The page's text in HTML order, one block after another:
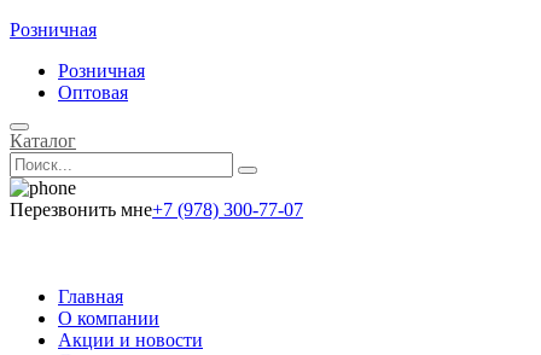
Розничная
Розничная
Оптовая
Каталог
Перезвонить мне+7 (978) 300-77-07
Главная
О компании
Акции и новости